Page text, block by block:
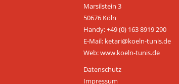
Marsilstein 3
50676 Köln
Handy: +49 (0) 163 8919 290
E-Mail: ketari@koeln-tunis.de
Web: www.koeln-tunis.de
Datenschutz
Impressum